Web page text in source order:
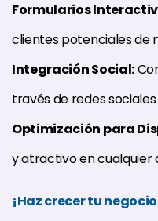
Formularios
clientes potenciales de
Integración Social:
través de redes
Optimización para
y atractivo en cualquier
¡Haz crecer tu